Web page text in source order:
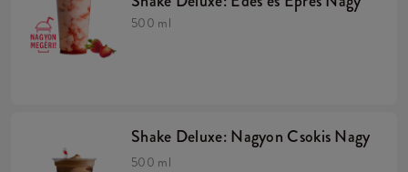
500 ml
Shake Deluxe: Nagyon Csokis Nagy
500 ml